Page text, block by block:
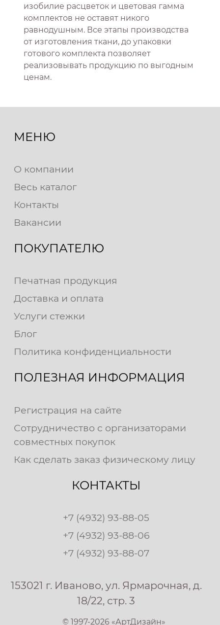
изобилие расцветок и цветовая гамма
комплектов не оставят никого
равнодушным. Все этапы производства
от изготовления ткани, до упаковки
готового комплекта позволяет
реализовывать продукцию по выгодным
ценам.
МЕНЮ
О компании
Весь каталог
Контакты
Вакансии
ПОКУПАТЕЛЮ
Печатная продукция
Доставка и оплата
Услуги стежки
Блог
Политика конфиденциальности
ПОЛЕЗНАЯ ИНФОРМАЦИЯ
Регистрация на сайте
Сотрудничество с организаторами
совместных покупок
Как сделать заказ физическому лицу
КОНТАКТЫ
+7 (4932) 93-88-05
+7 (4932) 93-88-06
+7 (4932) 93-88-07
153021 г. Иваново, ул. Ярмарочная, д.
18/22, стр. 3
© 1997-2026 «АртДизайн»